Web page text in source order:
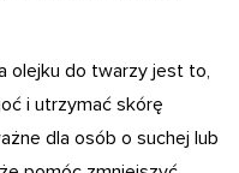
olejku do twarzy jest to,
i utrzymać skórę
dla osób o suchej lub